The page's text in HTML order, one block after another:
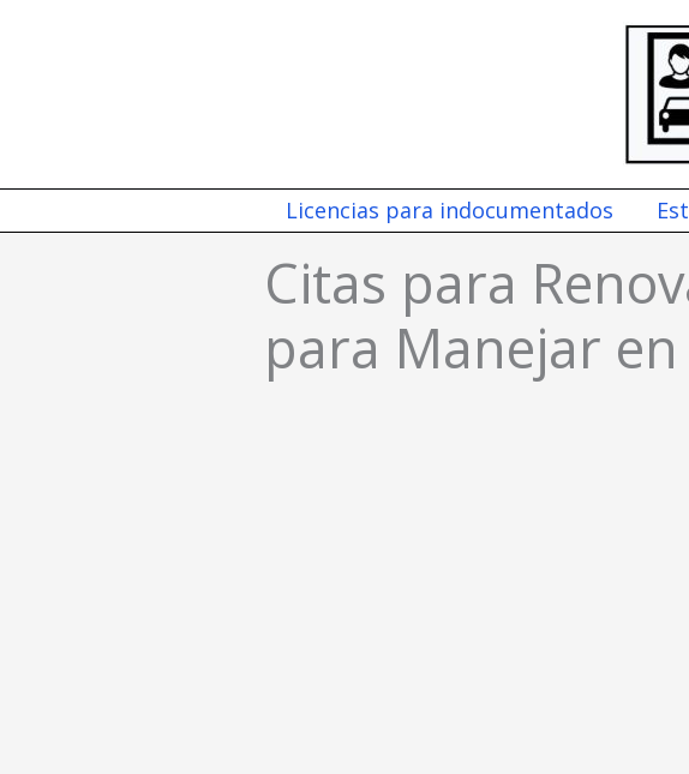
Licencias para indocumentados
Citas para
para Manejar